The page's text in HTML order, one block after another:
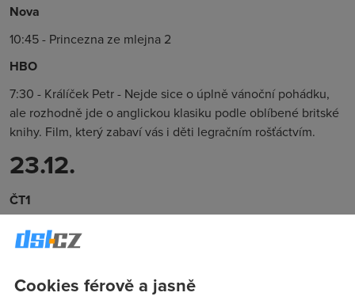
Nova
10:45 - Princezna ze mlejna 2
HBO
7:30 - Králíček Petr - Nejde sice o úplně vánoční pohádku,
ale rozhodně jde o anglickou klasiku podle oblíbené britské
knihy. Film, který zabaví vás i děti legračním rošťáctvím.
23.12.
ČT1
20:00 - Anděl Páně
21:35 - Noc na Karlštejně
Cookies férově a jasně